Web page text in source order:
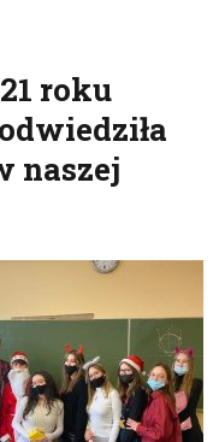
roku
naszej